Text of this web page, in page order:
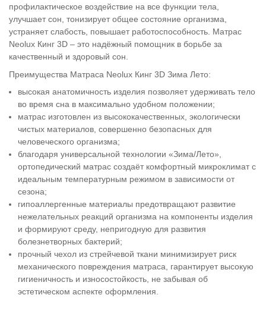
профилактическое воздействие на все функции тела,
улучшает сон, тонизирует общее состояние организма,
устраняет слабость, повышает работоспособность. Матрас
Neolux Кинг 3D – это надёжный помощник в борьбе за
качественный и здоровый сон.
Преимущества Матраса Neolux Кинг 3D Зима Лето:
высокая анатомичность изделия позволяет удерживать тело
во время сна в максимально удобном положении;
матрас изготовлен из высококачественных, экологически
чистых материалов, совершенно безопасных для
человеческого организма;
благодаря универсальной технологии «Зима/Лето»,
ортопедический матрас создаёт комфортный микроклимат с
идеальным температурным режимом в зависимости от
сезона;
гипоаллергенные материалы предотвращают развитие
нежелательных реакций организма на компоненты изделия
и формируют среду, непригодную для развития
болезнетворных бактерий;
прочный чехол из стрейчевой ткани минимизирует риск
механического повреждения матраса, гарантирует высокую
гигиеничность и износостойкость, не забывая об
эстетическом аспекте оформления.